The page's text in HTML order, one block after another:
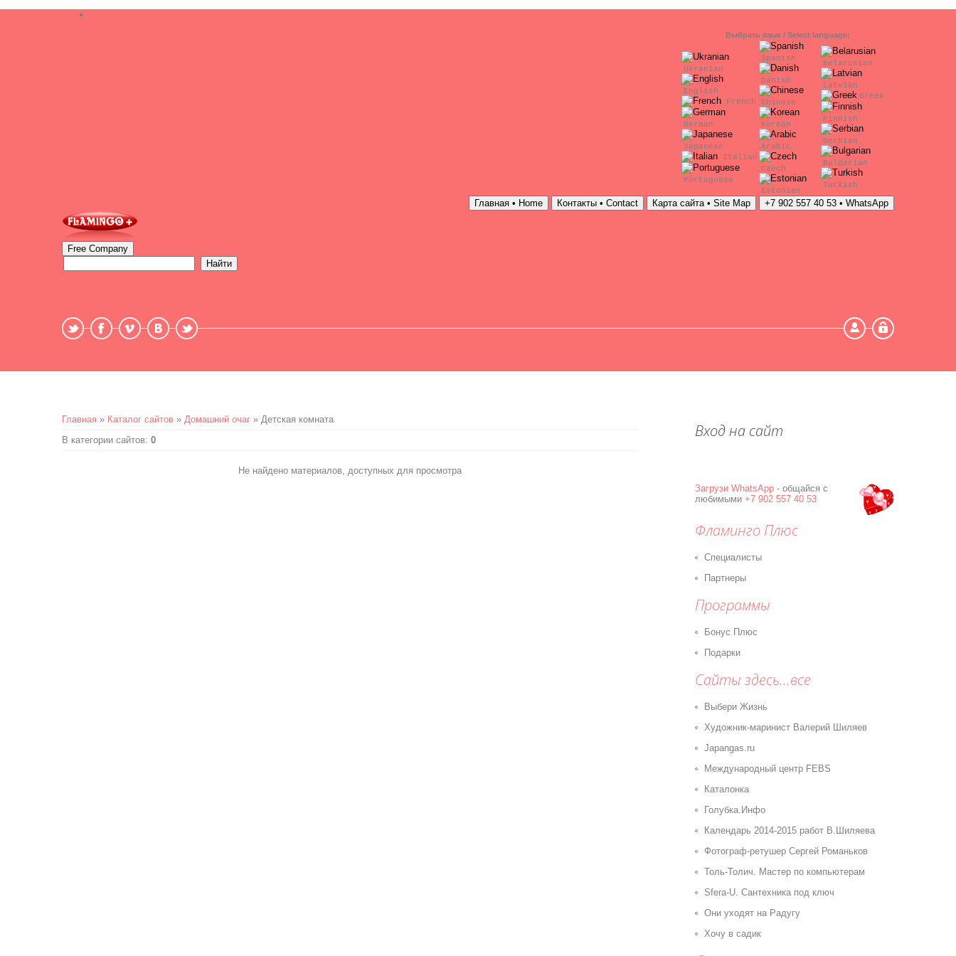
Выбрать язык / Select language:
Ukranian
English
French
German
Japanese
Italian
Portuguese
Spanish
Danish
Chinese
Korean
Arabic
Czech
Estonian
Belarusian
Latvian
Greek
Finnish
Serbian
Bulgarian
Turkish
Мой профиль
Главная » Каталог сайтов » Домашний очаг » Детская комната
В категории сайтов: 0
Не найдено материалов, доступных для просмотра
Вход на сайт
Загрузи WhatsApp - общайся с
любимыми +7 902 557 40 53
Фламинго Плюс
Специалисты
Партнеры
Программы
Бонус Плюс
Подарки
Сайты здесь...все
Выбери Жизнь
Художник-маринист Валерий Шиляев
Japangas.ru
Международный центр FEBS
Каталонка
Голубка.Инфо
Календарь 2014-2015 работ В.Шиляева
Фотограф-ретушер Сергей Романьков
Толь-Толич. Мастер по компьютерам
Sfera-U. Сантехника под ключ
Они уходят на Радугу
Хочу в садик